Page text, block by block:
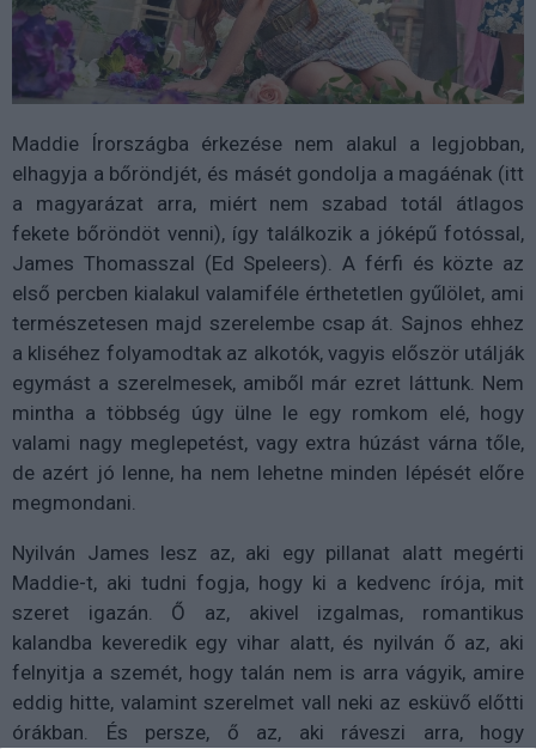
Maddie Írországba érkezése nem alakul a legjobban,
elhagyja a bőröndjét, és másét gondolja a magáénak (itt
a magyarázat arra, miért nem szabad totál átlagos
fekete bőröndöt venni), így találkozik a jóképű fotóssal,
James Thomasszal (Ed Speleers). A férfi és közte az
első percben kialakul valamiféle érthetetlen gyűlölet, ami
természetesen majd szerelembe csap át. Sajnos ehhez
a kliséhez folyamodtak az alkotók, vagyis először utálják
egymást a szerelmesek, amiből már ezret láttunk. Nem
mintha a többség úgy ülne le egy romkom elé, hogy
valami nagy meglepetést, vagy extra húzást várna tőle,
de azért jó lenne, ha nem lehetne minden lépését előre
megmondani.
Nyilván James lesz az, aki egy pillanat alatt megérti
Maddie-t, aki tudni fogja, hogy ki a kedvenc írója, mit
szeret igazán. Ő az, akivel izgalmas, romantikus
kalandba keveredik egy vihar alatt, és nyilván ő az, aki
felnyitja a szemét, hogy talán nem is arra vágyik, amire
eddig hitte, valamint szerelmet vall neki az esküvő előtti
órákban. És persze, ő az, aki ráveszi arra, hogy